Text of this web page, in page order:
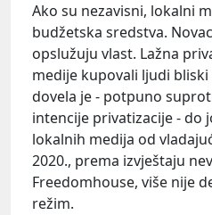
Ako su nezavisni, lokalni
budžetska sredstva.
opslužuju vlast. Lažna
medije kupovali ljudi
dovela je - potpuno
intencije privatizacije - do
lokalnih medija od
2020., prema izvještaju
Freedomhouse, više nije
režim.